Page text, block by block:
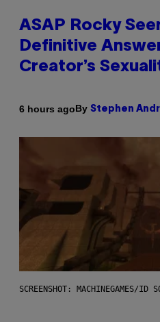
ASAP Rocky
Definitive
Creator’s
6 hours agoBy Stephen
SCREENSHOT: MACHINEGAMES/ID